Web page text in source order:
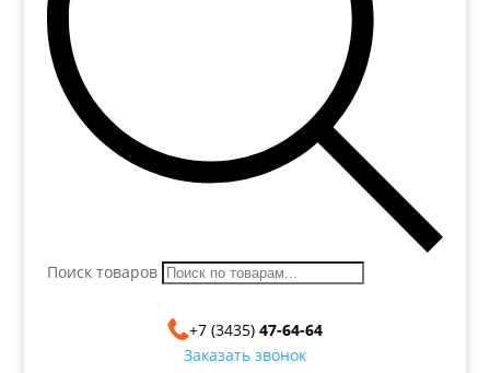
Поиск товаров
+7 (3435) 47-64-64
Заказать звонок